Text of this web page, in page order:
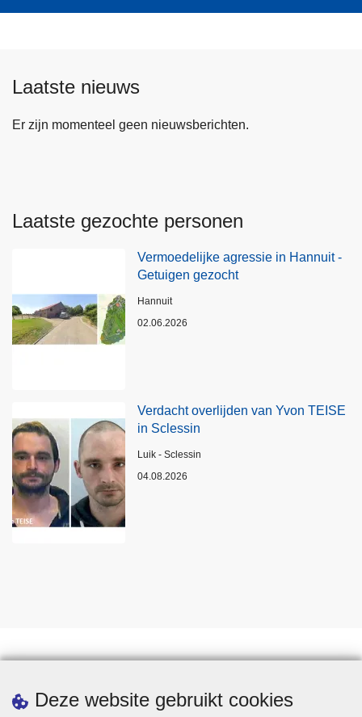
Deze website gebruikt cookies
Laatste nieuws
Er zijn momenteel geen nieuwsberichten.
Laatste gezochte personen
Vermoedelijke agressie in Hannuit -
Getuigen gezocht
Plaats
Hannuit
02.06.2026
Verdacht overlijden van Yvon TEISE
in Sclessin
Plaats
Luik - Sclessin
04.08.2026
Statistieken